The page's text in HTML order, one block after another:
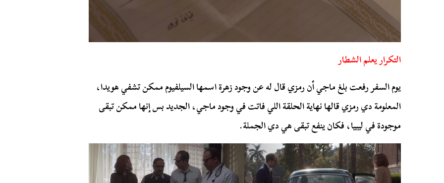
التكرار يعلم الشطار
يوم السفررفعتبلغماجيأنرمزيقال له عن وجود زهرة اسمهاالسيلفيومممكن تشفيهويدا،
المعلومة ديرمزيقالها نهاية الحلقة اللي فاتت في وجودماجي، الجديد بس إنها ممكن تبقى
موجودة في ليبيا، فكان ينفع تبقى هي دي الجملة.